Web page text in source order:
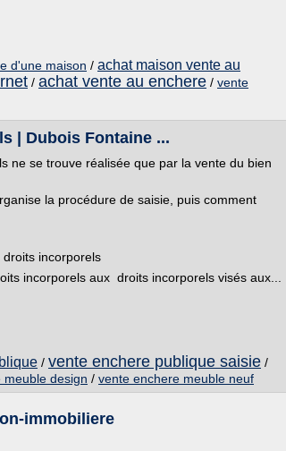
d'une maison / achat maison vente au
/ achat vente au enchere / vente
| Dubois Fontaine ...
ne se trouve réalisée que par la vente du bien
la procédure de saisie, puis comment
incorporels
incorporels aux droits incorporels visés aux...
/ vente enchere publique saisie /
design / vente enchere meuble neuf
immobiliere